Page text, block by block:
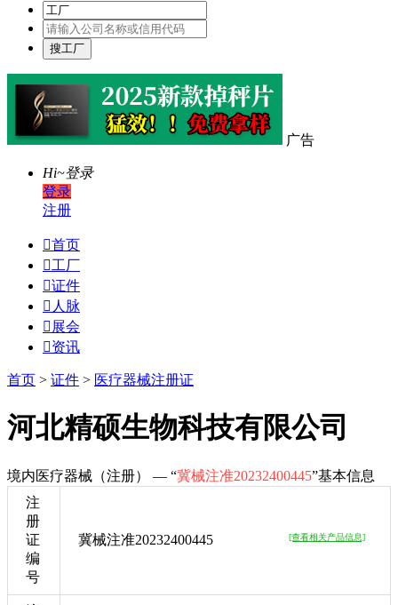
广告
Hi~登录
登录
注册
首页
工厂
证件
 人脉
 展会
资讯
首页 > 证件 > 医疗器械注册证
河北精硕生物科技有限公司
境内医疗器械（注册） — “冀械注准20232400445”基本信息
注
册
证
编
号
冀械注准20232400445 [查看相关产品信息]